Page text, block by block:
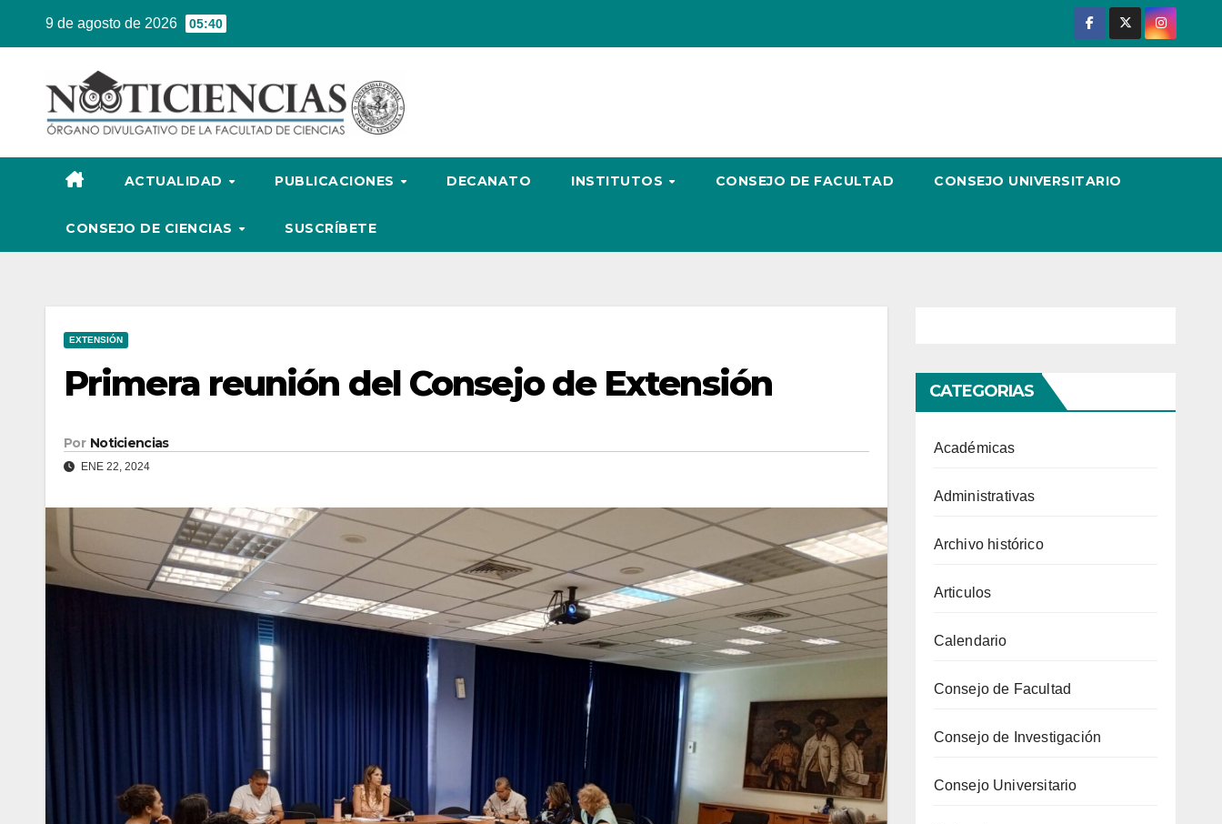
9 de agosto de 2026 05:40
ACTUALIDAD PUBLICACIONES DECANATO INSTITUTOS CONSEJO DE FACULTAD CONSEJO UNIVERSITARIO
CONSEJO DE CIENCIAS SUSCRÍBETE
EXTENSIÓN
Primera reunión del Consejo de Extensión
Por Noticiencias
ENE 22, 2024
CATEGORIAS
Académicas
Administrativas
Archivo histórico
Articulos
Calendario
Consejo de Facultad
Consejo de Investigación
Consejo Universitario